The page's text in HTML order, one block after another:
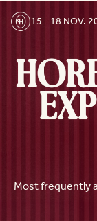
15 - 18 NOV.
Most frequently